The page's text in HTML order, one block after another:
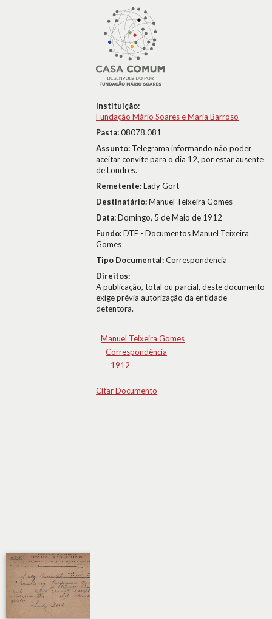
Instituição:
Fundação Mário Soares e Maria Barroso
Pasta:08078.081
Assunto: Telegrama informando não poder
aceitar convite para o dia 12, por estar ausente
de Londres.
Remetente:Lady Gort
Destinatário:Manuel Teixeira Gomes
Data:Domingo, 5 de Maio de 1912
Fundo:DTE - Documentos Manuel Teixeira
Gomes
Tipo Documental:Correspondencia
Direitos:
A publicação, total ou parcial, deste documento
exige prévia autorização da entidade
detentora.
Manuel Teixeira Gomes
Correspondência
1912
Citar Documento